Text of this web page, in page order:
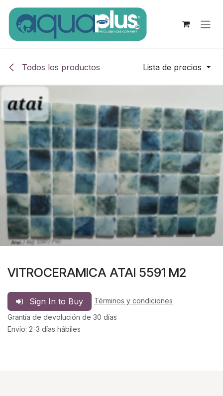
Ir al contenido
Todos los productos Lista de precios
VITROCERAMICA ATAI 5591 M2
Sign In to Buy
Términos y condiciones
Grantía de devolución de 30 días
Envío: 2-3 días hábiles